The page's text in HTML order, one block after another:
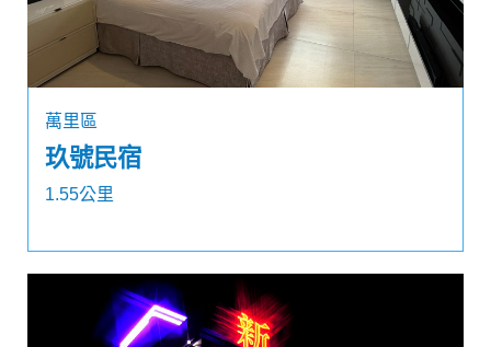
萬里區
玖號民宿
1.55公里